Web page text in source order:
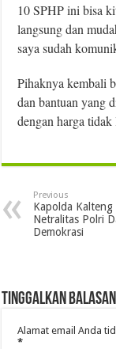
10 SPHP ini bisa
langsung dan
saya sudah
Pihaknya kembali
dan bantuan yang
dengan harga
Previous
Kapolda Kalteng
Netralitas Polri
Demokrasi
Tinggalkan Balasan
Alamat email Anda
*